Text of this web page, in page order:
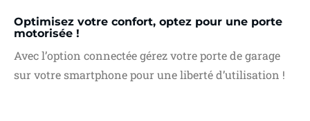
Optimisez votre confort, optez pour une porte
motorisée !
Avec l’option connectée gérez votre porte de garage
sur votre smartphone pour une liberté d’utilisation !